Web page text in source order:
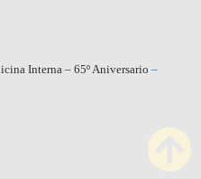
Interna – 65º Aniversario –